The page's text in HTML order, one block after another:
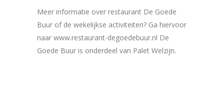
Meer informatie over restaurant De Goede
Buur of de wekelijkse activiteiten? Ga hiervoor
naar www.restaurant-degoedebuur.nl De
Goede Buur is onderdeel van Palet Welzijn.